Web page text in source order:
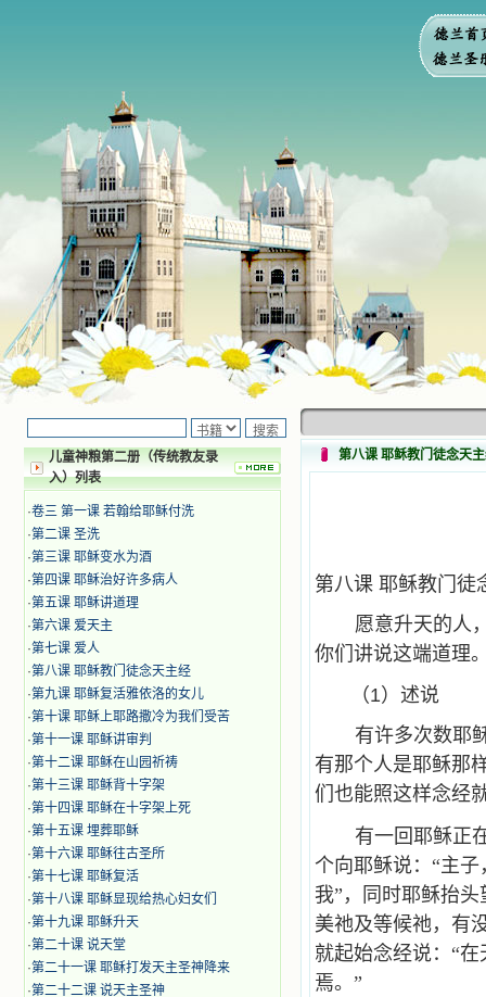
儿童神粮第二册（传统教友录
入）列表
·卷三 第一课 若翰给耶稣付洗
·第二课 圣洗
·第三课 耶稣变水为酒
·第四课 耶稣治好许多病人
·第五课 耶稣讲道理
·第六课 爱天主
·第七课 爱人
·第八课 耶稣教门徒念天主经
·第九课 耶稣复活雅依洛的女儿
·第十课 耶稣上耶路撒冷为我们受苦
·第十一课 耶稣讲审判
·第十二课 耶稣在山园祈祷
·第十三课 耶稣背十字架
·第十四课 耶稣在十字架上死
·第十五课 埋葬耶稣
·第十六课 耶稣往古圣所
·第十七课 耶稣复活
·第十八课 耶稣显现给热心妇女们
·第十九课 耶稣升天
·第二十课 说天堂
·第二十一课 耶稣打发天主圣神降来
·第二十二课 说天主圣神
第八课 耶稣教门徒念天
第八课 耶稣教门徒
愿意升天的人
你们讲说这端道理
（1）述说
有许多次数耶
有那个人是耶稣那
们也能照这样念经
有一回耶稣正
个向耶稣说：“主
我”，同时耶稣抬
美祂及等候祂，有
就起始念经说：“
焉。”